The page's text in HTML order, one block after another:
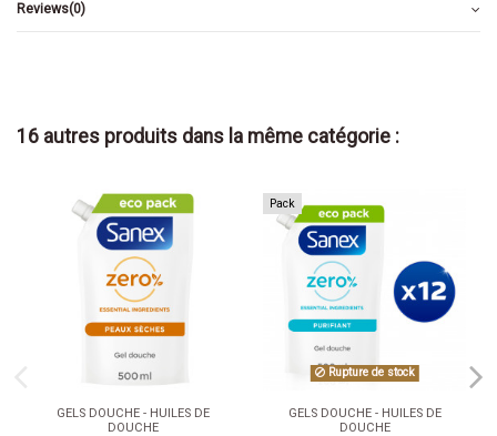
Reviews(0)
16 autres produits dans la même catégorie :
GELS DOUCHE - HUILES DE
DOUCHE
Pack
Rupture de stock
GELS DOUCHE - HUILES DE
DOUCHE